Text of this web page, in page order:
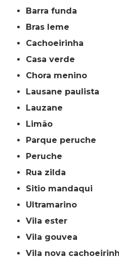
barra funda
bras leme
cachoeirinha
casa verde
chora menino
lausane paulista
lauzane
limão
parque peruche
peruche
rua zilda
sitio mandaqui
ultramarino
vila ester
vila gouvea
vila nova